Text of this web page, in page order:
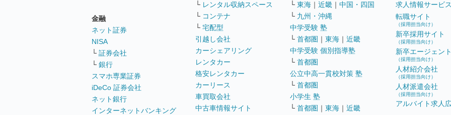
金融
ネット証券
NISA
└ 証券会社
└ 銀行
スマホ専業証券
iDeCo 証券会社
ネット銀行
インターネットバンキング
└ レンタル収納スペース
└ コンテナ
└ 宅配型
引越し会社
カーシェアリング
レンタカー
格安レンタカー
カーリース
車買取会社
中古車情報サイト
└ 東海 ｜ 近畿 ｜ 中国・四国
└ 九州・沖縄
中学受験 塾
└ 首都圏 ｜ 東海 ｜ 近畿
中学受験 個別指導塾
└ 首都圏
公立中高一貫校対策 塾
└ 首都圏
小学生 塾
└ 首都圏 ｜ 東海 ｜ 近畿
求人情報サービス
転職サイト
（採用担当向け）
新卒採用サイト
（採用担当向け）
新卒エージェント
（採用担当向け）
人材紹介会社
（採用担当向け）
人材派遣会社
（採用担当向け）
アルバイト求人